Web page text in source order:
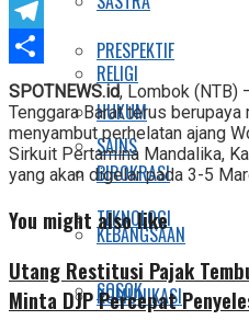
PRESPEKTIF
HUKUM
BIROKRASI
KEBANGSAAN
KOMUNIKASI
RELIGI
SAINS
TEKNOLOGI
SOSOK
Twitter
Telegram
Share
SPOTNEWS.id, Lombok (NTB)
Tenggara Barat terus
menyambut perhelatan ajang
Sirkuit Pertamina Mandalika,
yang akan digelar pada 3-5
You might also like
Utang Restitusi Pajak
Minta DJP Percepat